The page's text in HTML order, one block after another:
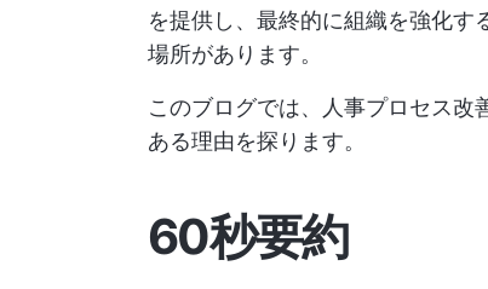
を提供し、最終的に組織を強化
場所があります。
このブログでは、人事プロセス
ある理由を探ります。
60秒要約